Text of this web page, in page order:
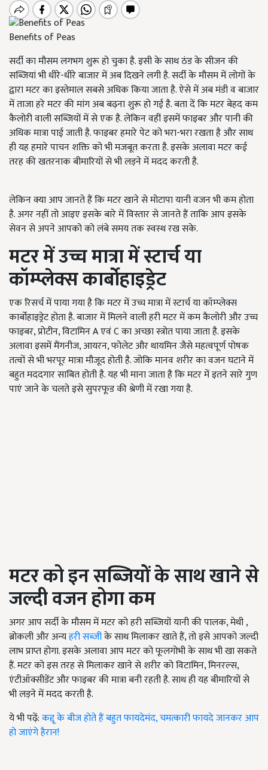
Benefits of Peas
सर्दी का मौसम लगभग शुरू हो चुका है. इसी के साथ ठंड के सीजन की
सब्जियां भी धीरे-धीरे बाजार में अब दिखने लगी है. सर्दी के मौसम में लोगों के
द्वारा मटर का इस्तेमाल सबसे अधिक किया जाता है. ऐसे में अब मंडी व बाजार
में ताजा हरे मटर की मांग अब बढ़ना शुरू हो गई है. बता दें कि मटर बेहद कम
कैलोरी वाली सब्जियों में से एक है. लेकिन वहीं इसमें फाइबर और पानी की
अधिक मात्रा पाई जाती है. फाइबर हमारे पेट को भरा-भरा रखता है और साथ
ही यह हमारे पाचन शक्ति को भी मजबूत करता है. इसके अलावा मटर कई
तरह की खतरनाक बीमारियों से भी लड़ने में मदद करती है.
लेकिन क्या आप जानते हैं कि मटर खाने से मोटापा यानी वजन भी कम होता
है. अगर नहीं तो आइए इसके बारे में विस्तार से जानते हैं ताकि आप इसके
सेवन से अपने आपको को लंबे समय तक स्वस्थ रख सके.
मटर में उच्च मात्रा में स्टार्च या
कॉम्प्लेक्स कार्बोहाइड्रेट
एक रिसर्च में पाया गया है कि मटर में उच्च मात्रा में स्टार्च या कॉम्प्लेक्स
कार्बोहाइड्रेट होता है. बाजार में मिलने वाली हरी मटर में कम कैलोरी और उच्च
फाइबर, प्रोटीन, विटामिन A एवं C का अच्छा स्त्रोत पाया जाता है. इसके
अलावा इसमें मैंगनीज, आयरन, फोलेट और थायमिन जैसे महत्वपूर्ण पोषक
तत्वों से भी भरपूर मात्रा मौजूद होती है. जोकि मानव शरीर का वजन घटाने में
बहुत मददगार साबित होती है. यह भी माना जाता है कि मटर में इतने सारे गुण
पाएं जाने के चलते इसेसुपरफूड की श्रेणी में रखा गया है.
मटर को इन सब्जियों के साथ खाने से
जल्दी वजन होगा कम
अगर आप सर्दी के मौसम में मटर को हरी सब्जियों यानी की पालक, मेथी ,
ब्रोकली और अन्यहरी सब्जीके साथ मिलाकर खाते हैं, तो इसे आपको जल्दी
लाभ प्राप्त होगा. इसके अलावा आप मटर को फूलगोभी के साथ भी खा सकते
हैं. मटर को इस तरह से मिलाकर खाने से शरीर को विटामिन, मिनरल्स,
एंटीऑक्सीडेंट और फाइबर की मात्रा बनी रहती है. साथ ही यह बीमारियों से
भी लड़ने में मदद करती है.
ये भी पढ़ें:कद्दू के बीज होते हैं बहुत फायदेमंद, चमत्कारी फायदे जानकर आप
हो जाएंगे हैरान!